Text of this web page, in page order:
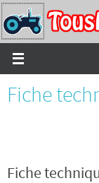
Passer
vers
le
contenu
Fiche
Fiche